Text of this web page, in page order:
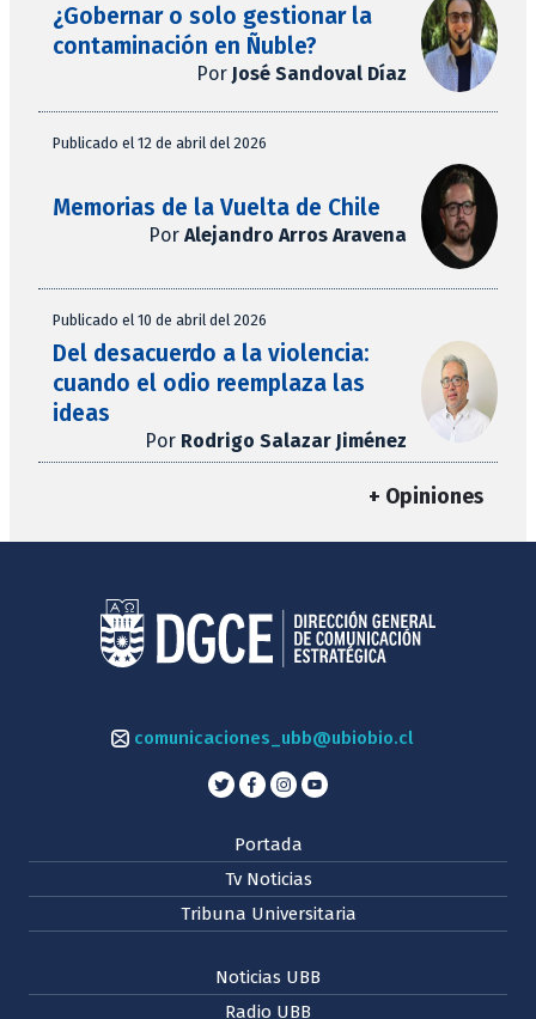
¿Gobernar o solo gestionar la
contaminación en Ñuble?
Por José Sandoval Díaz
Publicado el 12 de abril del 2026
Memorias de la Vuelta de Chile
Por Alejandro Arros Aravena
Publicado el 10 de abril del 2026
Del desacuerdo a la violencia:
cuando el odio reemplaza las
ideas
Por Rodrigo Salazar Jiménez
+ Opiniones
comunicaciones_ubb@ubiobio.cl
Portada
Tv Noticias
Tribuna Universitaria
Noticias UBB
Radio UBB